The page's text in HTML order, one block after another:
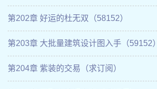
第202章 好运的杜无双（58152）
第203章 大批量建筑设计图入手（59152）
第204章 紫装的交易（求订阅）